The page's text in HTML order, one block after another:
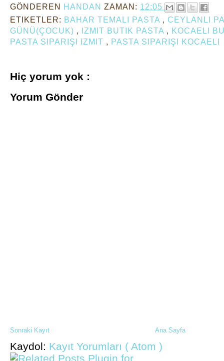
GÖNDEREN HANDAN ZAMAN: 12:05
ETIKETLER: BAHAR TEMALI PASTA , CEYLANLI
GÜNÜ(ÇOCUK) , IZMIT BUTIK PASTA , KOCAELI
PASTA SIPARIŞI IZMIT , PASTA SIPARIŞI KOCAELI
Hiç yorum yok :
Yorum Gönder
Sonraki Kayıt Ana Sayfa
Kaydol: Kayıt Yorumları ( Atom )